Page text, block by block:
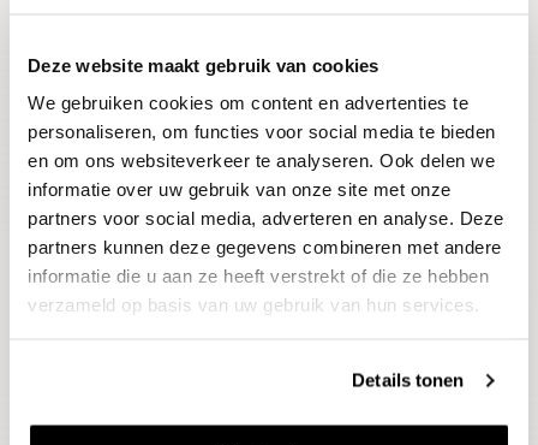
Deze website maakt gebruik van cookies
We gebruiken cookies om content en advertenties te
personaliseren, om functies voor social media te bieden
en om ons websiteverkeer te analyseren. Ook delen we
informatie over uw gebruik van onze site met onze
partners voor social media, adverteren en analyse. Deze
partners kunnen deze gegevens combineren met andere
informatie die u aan ze heeft verstrekt of die ze hebben
verzameld op basis van uw gebruik van hun services.
Details tonen
Blijf op de hoogte
Ontvang het laatste wijnnieuws, proeverijen en
evenementen
E-mailadres
Aanmelden